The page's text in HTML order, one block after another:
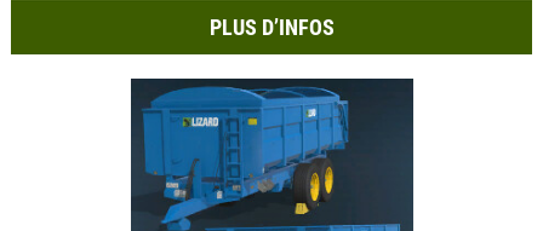
PLUS D’INFOS